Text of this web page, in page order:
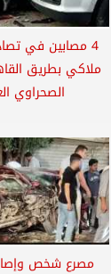
4 مصابين في
ملاكي بطريق
الصحراوي
مصرع شخص